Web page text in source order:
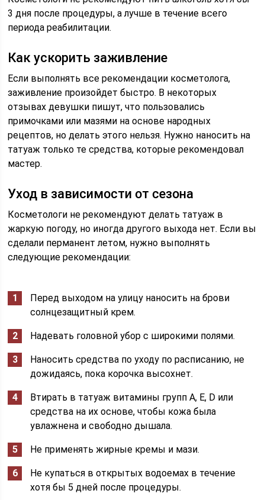
3 дня после процедуры, а лучше в течение всего
периода реабилитации.
Как ускорить заживление
Если выполнять все рекомендации косметолога,
заживление произойдет быстро. В некоторых
отзывах девушки пишут, что пользовались
примочками или мазями на основе народных
рецептов, но делать этого нельзя. Нужно наносить на
татуаж только те средства, которые рекомендовал
мастер.
Уход в зависимости от сезона
Косметологи не рекомендуют делать татуаж в
жаркую погоду, но иногда другого выхода нет. Если вы
сделали перманент летом, нужно выполнять
следующие рекомендации:
Перед выходом на улицу наносить на брови
солнцезащитный крем.
Надевать головной убор с широкими полями.
Наносить средства по уходу по расписанию, не
дожидаясь, пока корочка высохнет.
Втирать в татуаж витамины групп A, E, D или
средства на их основе, чтобы кожа была
увлажнена и свободно дышала.
Не применять жирные кремы и мази.
Не купаться в открытых водоемах в течение
хотя бы 5 дней после процедуры.